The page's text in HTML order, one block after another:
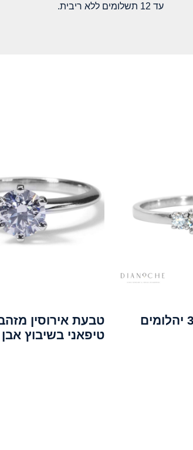
עד 12 תשלומים ללא ריבית.
טבעת אירוסין
טיפאני בשיבוץ